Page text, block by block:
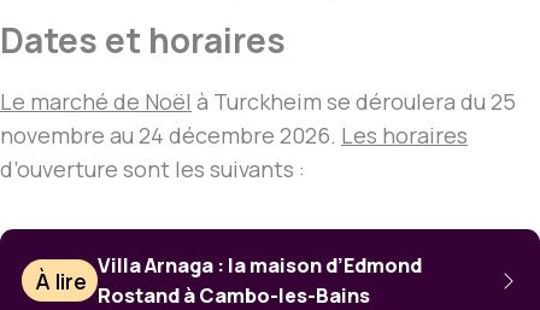
Dates et horaires
Le marché de Noël à Turckheim se déroulera du 25
novembre au 24 décembre 2026. Les horaires
d’ouverture sont les suivants :
À lire
Villa Arnaga : la maison d’Edmond
Rostand à Cambo-les-Bains